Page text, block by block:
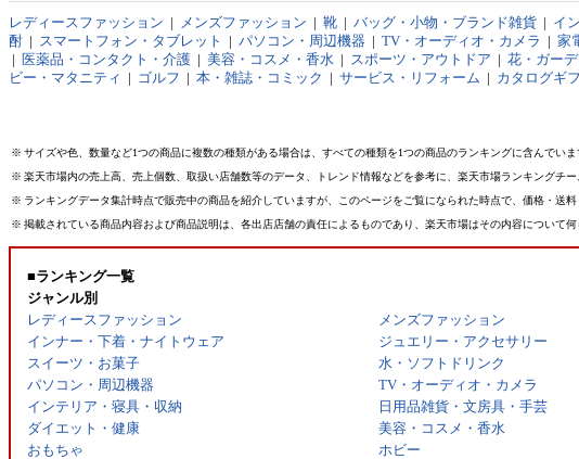
レディースファッション | メンズファッション | 靴 | バッグ・小物・ブランド雑貨 | イ
酎 | スマートフォン・タブレット | パソコン・周辺機器 | TV・オーディオ・カメラ | 家
| 医薬品・コンタクト・介護 | 美容・コスメ・香水 | スポーツ・アウトドア | 花・ガー
ビー・マタニティ | ゴルフ | 本・雑誌・コミック | サービス・リフォーム | カタログギ
※ サイズや色、数量など1つの商品に複数の種類がある場合は、すべての種類を1つの商品のランキングに含んでい
※ 楽天市場内の売上高、売上個数、取扱い店舗数等のデータ、トレンド情報などを参考に、楽天市場ランキングチ
※ ランキングデータ集計時点で販売中の商品を紹介していますが、このページをご覧になられた時点で、価格・送
※ 掲載されている商品内容および商品説明は、各出店店舗の責任によるものであり、楽天市場はその内容について何
■ランキング一覧
ジャンル別
レディースファッション
メンズファッション
インナー・下着・ナイトウェア
ジュエリー・アクセサリー
スイーツ・お菓子
水・ソフトドリンク
パソコン・周辺機器
TV・オーディオ・カメラ
インテリア・寝具・収納
日用品雑貨・文房具・手芸
ダイエット・健康
美容・コスメ・香水
おもちゃ
ホビー